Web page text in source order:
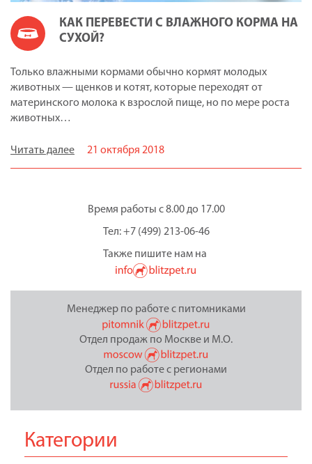
КАК ПЕРЕВЕСТИ С ВЛАЖНОГО КОРМА НА
СУХОЙ?
Только влажными кормами обычно кормят молодых
животных — щенков и котят, которые переходят от
материнского молока к взрослой пище, но по мере роста
животных…
Читать далее 21 октября 2018
Время работы с 8.00 до 17.00
Тел: +7 (499) 213-06-46
Также пишите нам на
Менеджер по работе с питомниками
Отдел продаж по Москве и М.О.
Отдел по работе с регионами
Категории